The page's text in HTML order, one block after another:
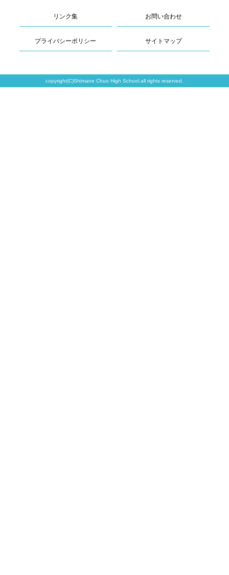
リンク集 お問い合わせ
プライバシーポリシー サイトマップ
copyright(C)Shimane Chuo High School.all rights reserved.